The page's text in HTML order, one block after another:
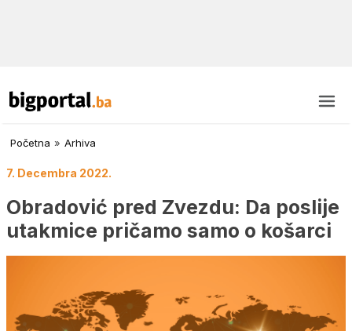
Početna » Arhiva
7. Decembra 2022.
Obradović pred Zvezdu: Da poslije
utakmice pričamo samo o košarci